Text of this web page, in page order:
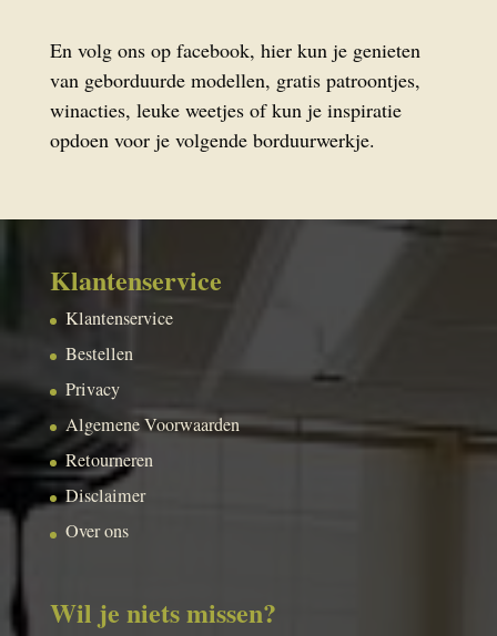
En volg ons op facebook, hier kun je genieten
van geborduurde modellen, gratis patroontjes,
winacties, leuke weetjes of kun je inspiratie
opdoen voor je volgende borduurwerkje.
Klantenservice
Klantenservice
Bestellen
Privacy
Algemene Voorwaarden
Retourneren
Disclaimer
Over ons
Wil je niets missen?